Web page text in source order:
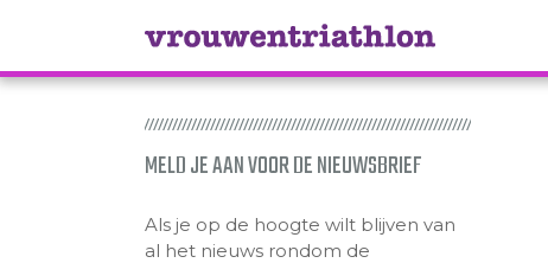
MELD JE AAN VOOR DE NIEUWSBRIEF
Als je op de hoogte wilt blijven van
al het nieuws rondom de